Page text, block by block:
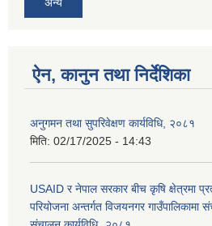
अन्य
ऐन, कानुन तथा निर्देशिका
अनुगमन तथा सुपरिवेक्षण कार्यविधि, २०८१
मिति: 02/17/2025 - 14:43
USAID र नेपाल सरकार बीच कृषि क्षेत्रमा
परियोजना अन्तर्गत विजयनगर गाउँपालिकामा